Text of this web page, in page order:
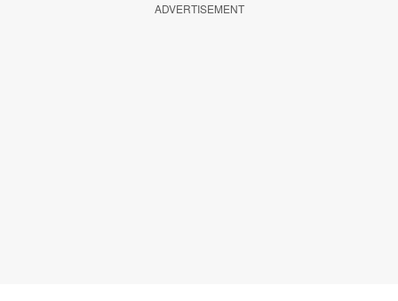
ADVERTISEMENT